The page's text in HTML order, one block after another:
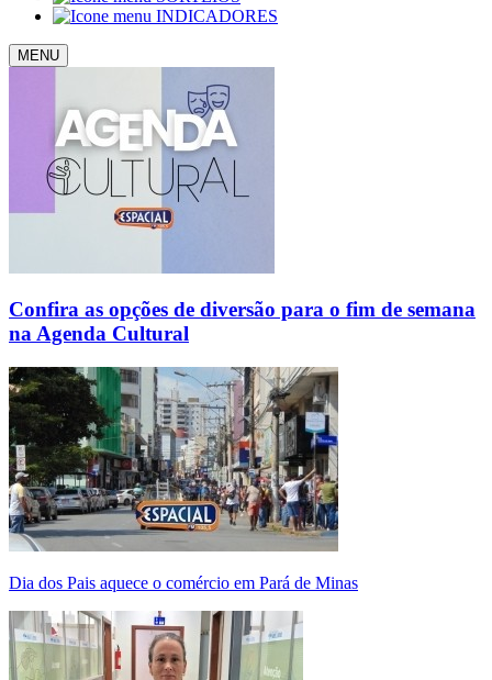
INDICADORES
MENU
Confira as opções de diversão para o fim de semana
na Agenda Cultural
Dia dos Pais aquece o comércio em Pará de Minas